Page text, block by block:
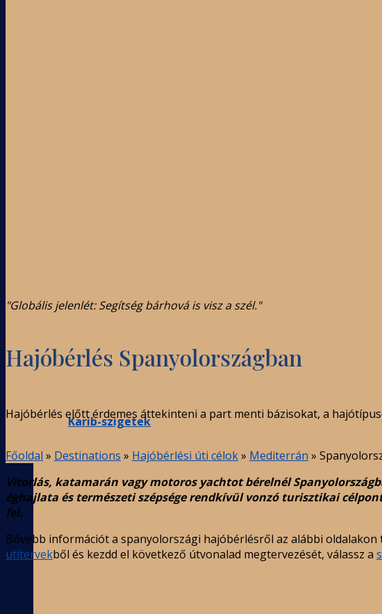
Karib-szigetek
"Globális jelenlét: Segítség bárhová is visz a szél."
Hajóbérlés Spanyolországban
Hajóbérlés előtt érdemes áttekinteni a part menti bázisokat, a
Főoldal » Destinations » Hajóbérlési úti célok» Mediterrán »
Vitorlás, katamarán vagy motoros yachtot bérelnél
éghajlata és természeti szépsége rendkívül vonzó turisztikai
fel.
Bővebb információt a spanyolországi hajóbérlésről az alábbi oldalakon
utitervekből és kezdd el következő útvonalad megtervezését, válassz a